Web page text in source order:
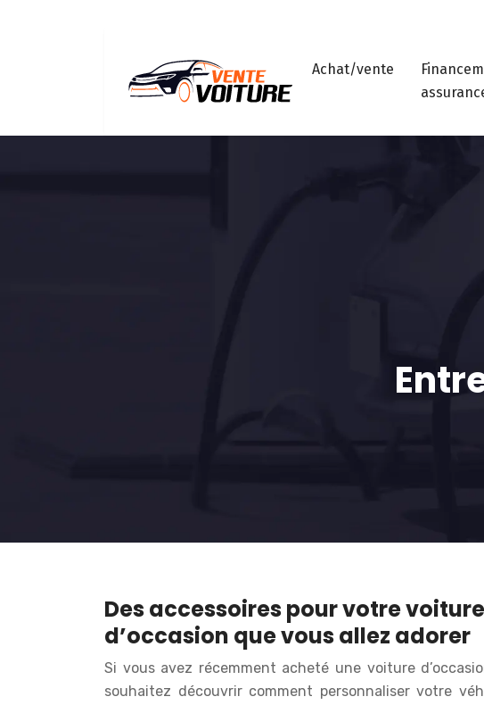
Achat/vente
Des accessoires pour votre voiture
d’occasion que vous allez adorer
Si vous avez récemment acheté une voiture
souhaitez découvrir comment personnaliser votre